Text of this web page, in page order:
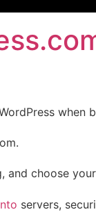
when
and choose
servers,